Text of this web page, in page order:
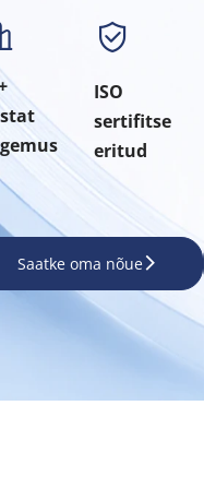
ISO
sertifitse
eritud
Saatke oma nõue